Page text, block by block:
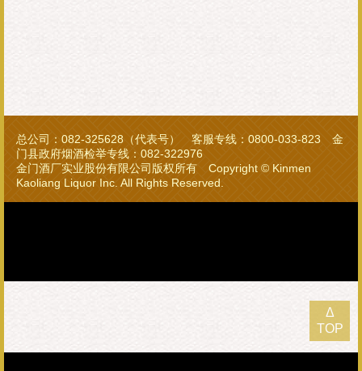
Δ
TOP
总公司：082-325628（代表号） 客服专线：0800-033-823 金
门县政府烟酒检举专线：082-322976
金门酒厂实业股份有限公司版权所有 Copyright © Kinmen
Kaoliang Liquor Inc. All Rights Reserved.